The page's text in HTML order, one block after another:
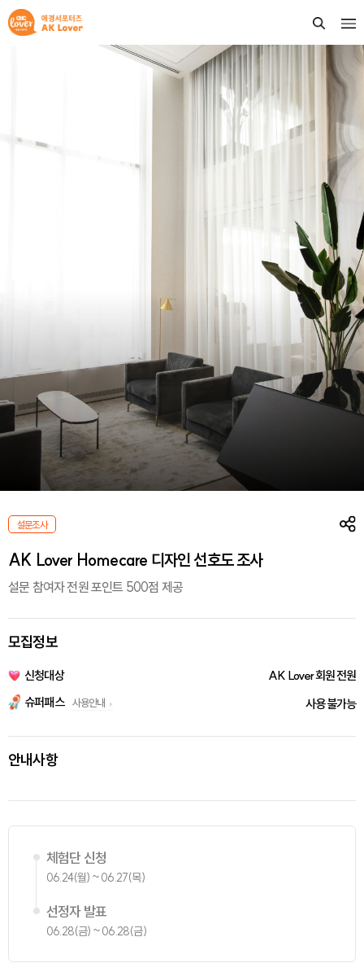
설문조사
AK Lover Homecare 디자인 선호도 조사
설문 참여자 전원 포인트 500점 제공
모집정보
신청대상
AK Lover 회원 전원
슈퍼패스
사용안내 사용 불가능
안내사항
체험단 신청
06.24(월) ~ 06.27(목)
선정자 발표
06.28(금) ~ 06.28(금)